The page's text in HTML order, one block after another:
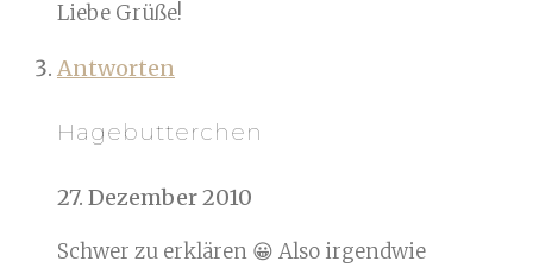
Liebe Grüße!
Antworten
Hagebutterchen
27. Dezember 2010
Schwer zu erklären 😀 Also irgendwie